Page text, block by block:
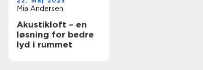
Mia Andersen
Akustikloft – en
løsning for bedre
lyd i rummet